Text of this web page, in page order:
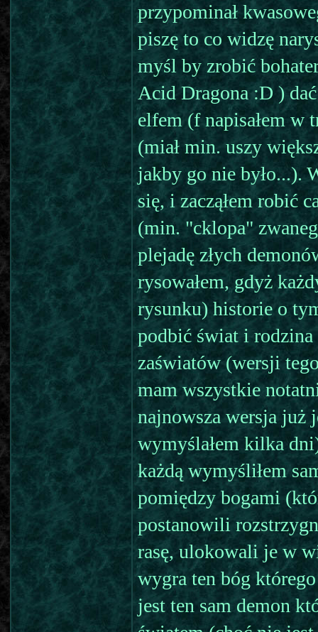
przypominał
piszę to co widzę
myśl by zrobić
Acid Dragona :D )
elfem (f napisałem w
(miał min. uszy
jakby go nie było...).
się, i zacząłem robić
(min. "cklopa"
plejadę złych
rysowałem, gdyż
rysunku) historie o
podbić świat i rodzina
zaświatów (wersji
mam wszystkie
najnowsza wersja już
wymyślałem kilka
każdą wymyśliłem
pomiędzy bogami
postanowili
rasę, ulokowali je w
wygra ten bóg
jest ten sam demon